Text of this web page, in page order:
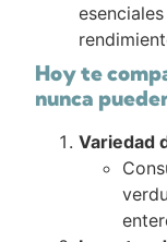
Hoy te
nunca
Variedad